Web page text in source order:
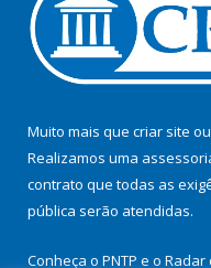
Muito mais que criar site ou
Realizamos uma
contrato que todas as
pública serão atendidas.
Conheça o PNTP e o Radar